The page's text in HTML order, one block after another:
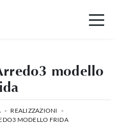
modello
- REALIZZAZIONI -
MODELLO FRIDA